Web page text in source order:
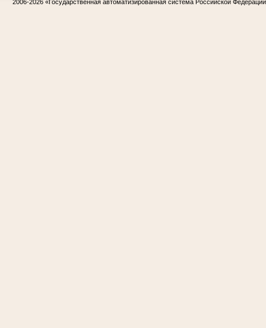
2006-2026 «Государственная автоматизированная система Российской